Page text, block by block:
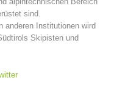
sind.
anderen Institutionen wird
Skipisten und